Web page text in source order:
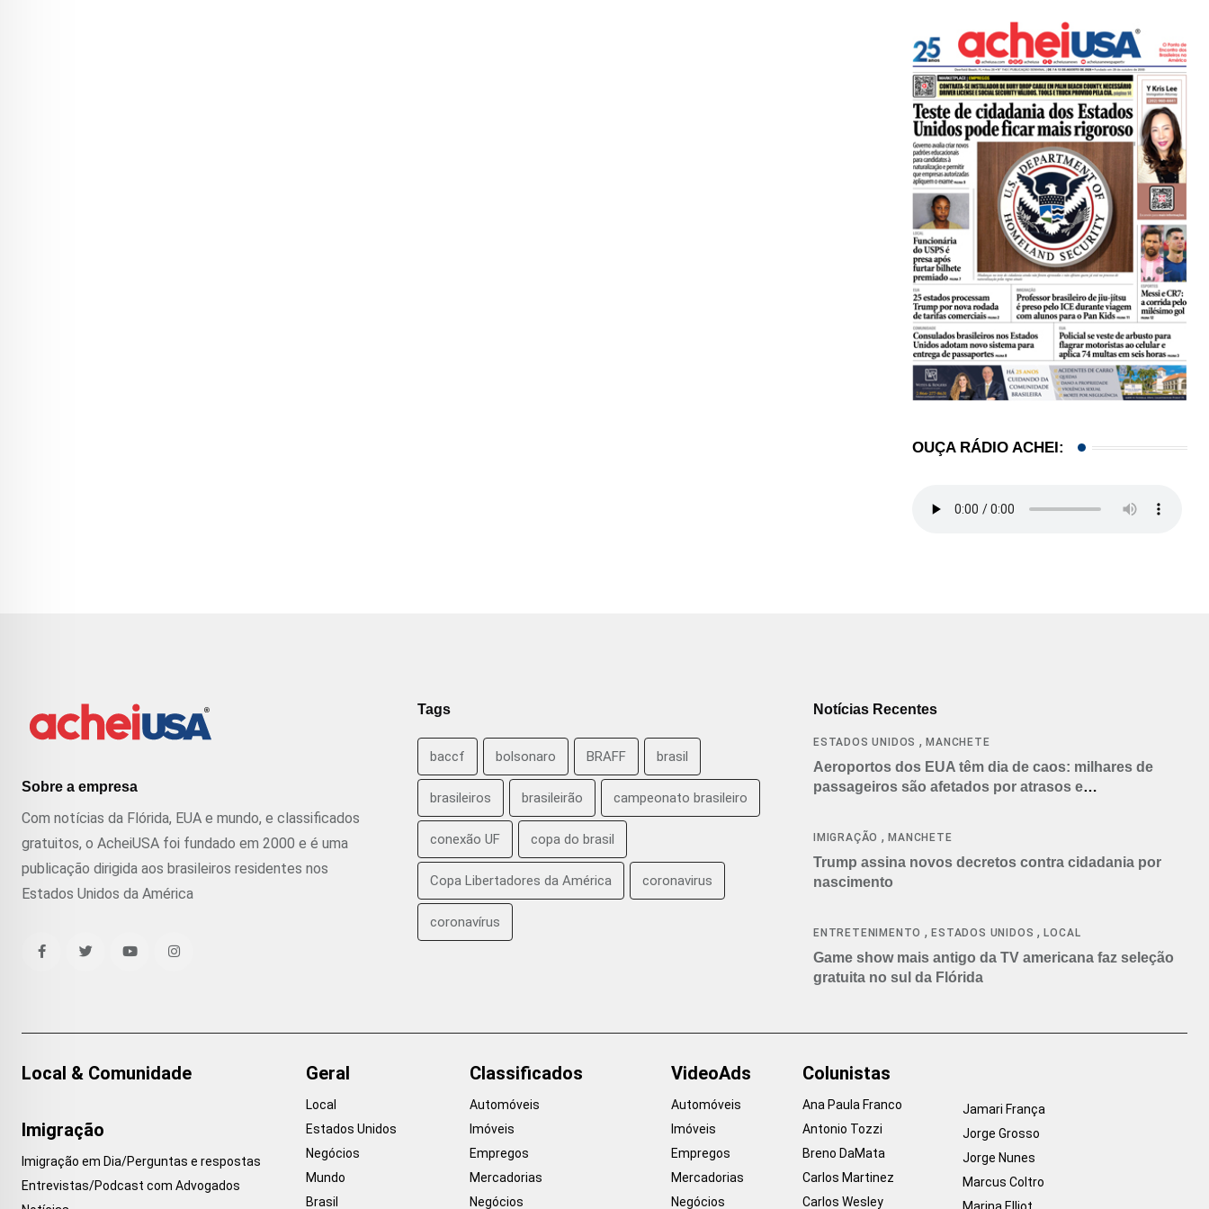
OUÇA RÁDIO ACHEI:
Sobre a empresa
Com notícias da Flórida, EUA e mundo, e classificados
gratuitos, o AcheiUSA foi fundado em 2000 e é uma
publicação dirigida aos brasileiros residentes nos
Estados Unidos da América
Tags
baccf bolsonaro BRAFF brasil
brasileiros brasileirão campeonato brasileiro
conexão UF copa do brasil
Copa Libertadores da América coronavirus
coronavírus
Notícias Recentes
ESTADOS UNIDOS ,MANCHETE
Aeroportos dos EUA têm dia de caos: milhares de
passageiros são afetados por atrasos e
IMIGRAÇÃO ,MANCHETE
Trump assina novos decretos contra cidadania por
nascimento
ENTRETENIMENTO ,ESTADOS UNIDOS ,LOCAL
Game show mais antigo da TV americana faz seleção
gratuita no sul da Flórida
Local & Comunidade
Imigração
Imigração em Dia/Perguntas e respostas
Entrevistas/Podcast com Advogados
Geral
Local
Estados Unidos
Negócios
Mundo
Brasil
Classificados
Automóveis
Imóveis
Empregos
Mercadorias
Negócios
VideoAds
Automóveis
Imóveis
Empregos
Mercadorias
Negócios
Colunistas
Ana Paula Franco
Antonio Tozzi
Breno DaMata
Carlos Martinez
Carlos Wesley
Jamari França
Jorge Grosso
Jorge Nunes
Marcus Coltro